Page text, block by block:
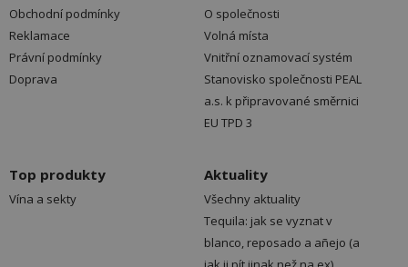
Obchodní podmínky
Reklamace
Právní podmínky
Doprava
O společnosti
Volná místa
Vnitřní oznamovací systém
Stanovisko společnosti PEAL
a.s. k připravované směrnici
EU TPD 3
Top produkty
Vína a sekty
Aktuality
Všechny aktuality
Tequila: jak se vyznat v
blanco, reposado a añejo (a